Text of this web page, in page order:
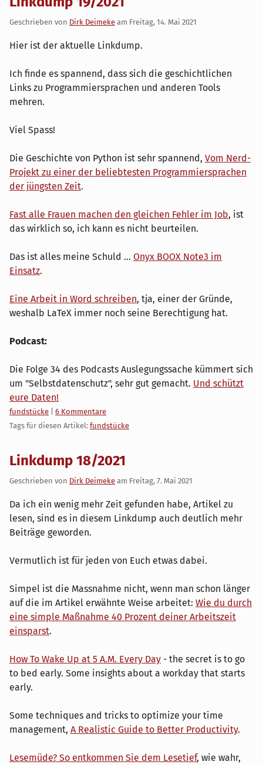
Geschrieben von Dirk Deimeke am Freitag, 14. Mai 2021
Hier ist der aktuelle Linkdump.
Ich finde es spannend, dass sich die geschichtlichen
Links zu Programmiersprachen und anderen Tools
mehren.
Viel Spass!
Die Geschichte von Python ist sehr spannend, Vom Nerd-
Projekt zu einer der beliebtesten Programmiersprachen
der jüngsten Zeit.
Fast alle Frauen machen den gleichen Fehler im Job, ist
das wirklich so, ich kann es nicht beurteilen.
Das ist alles meine Schuld ... Onyx BOOX Note3 im
Einsatz.
Eine Arbeit in Word schreiben, tja, einer der Gründe,
weshalb LaTeX immer noch seine Berechtigung hat.
Podcast:
Die Folge 34 des Podcasts Auslegungssache kümmert sich
um "Selbstdatenschutz", sehr gut gemacht. Und schützt
eure Daten!
Kategorien:
fundstücke
6 Kommentare
Tags für diesen Artikel: fundstücke
Linkdump 18/2021
Geschrieben von Dirk Deimeke am Freitag, 7. Mai 2021
Da ich ein wenig mehr Zeit gefunden habe, Artikel zu
lesen, sind es in diesem Linkdump auch deutlich mehr
Beiträge geworden.
Vermutlich ist für jeden von Euch etwas dabei.
Simpel ist die Massnahme nicht, wenn man schon länger
auf die im Artikel erwähnte Weise arbeitet: Wie du durch
eine simple Maßnahme 40 Prozent deiner Arbeitszeit
einsparst.
How To Wake Up at 5 A.M. Every Day - the secret is to go
to bed early. Some insights about a workday that starts
early.
Some techniques and tricks to optimize your time
management, A Realistic Guide to Better Productivity.
Lesemüde? So entkommen Sie dem Lesetief, wie wahr,